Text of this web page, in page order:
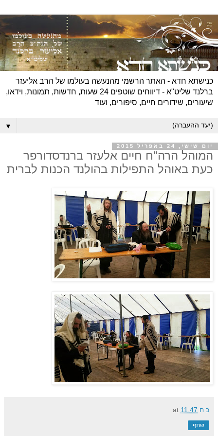
כנישתא חדא - האתר הרשמי מהנעשה בעולמו של הרב אליעזר
ברלנד שליט"א - דיווחים שוטפים 24 שעות, חדשות, תמונות, וידאו,
שיעורים, שידורים חיים, סיפורים, ועוד
▼
יום שישי, 24 באפריל 2015
המוהל הרה"ח חיים אלעזר ברנדסדורפר
כעת באוהל התפילות בהולנד הכנות לברית
כ ח at 11:47
שתף